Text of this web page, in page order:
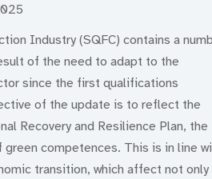
Industry (SQFC) contains a
of the need to adapt to the
since the first qualifications
of the update is to reflect the
Recovery and Resilience Plan, the
competences. This is in line
transition, which affect not only